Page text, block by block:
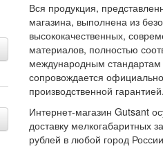
Вся продукция,
магазина, выполнена из
высококачественных,
материалов, полностью
международным стандартам
сопровождается
производственной гарантией.
Интернет-магазин Gutsant
доставку мелкогабаритных
рублей в любой город